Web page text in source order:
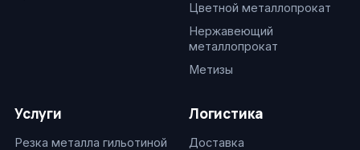
Цветной металлопрокат
Нержавеющий
металлопрокат
Метизы
Услуги
Резка металла гильотиной
Логистика
Доставка